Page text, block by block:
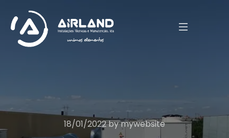
18/01/2022bymywebsite